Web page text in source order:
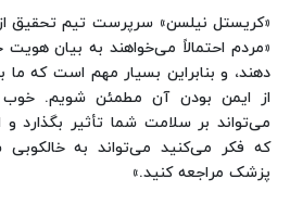
«کریستل نیلسن» سرپرست تیم تحقیق
«مردم احتمالاً می‌خواهند به بیان هویت
دهند، و بنابراین بسیار مهم است که ما
از ایمن بودن آن مطمئن شویم. خوب
می‌تواند بر سلامت شما تأثیر بگذارد و
که فکر می‌کنید می‌تواند به خالکوبی
پزشک مراجعه کنید.»